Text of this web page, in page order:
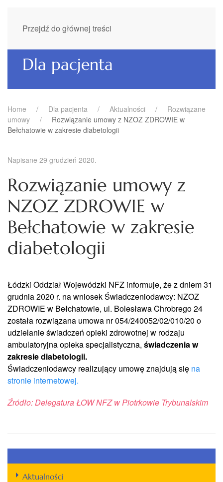
Przejdź do głównej treści
Dla pacjenta
Home Dla pacjenta Aktualności
Rozwiązane
umowy
Rozwiązanie umowy z NZOZ ZDROWIE w
Bełchatowie w zakresie diabetologii
Napisane 29 grudzień 2020.
Rozwiązanie umowy z
NZOZ ZDROWIE w
Bełchatowie w zakresie
diabetologii
Łódzki Oddział Wojewódzki NFZ informuje, że z dniem 31
grudnia 2020 r. na wniosek Świadczeniodawcy: NZOZ
ZDROWIE w Bełchatowie, ul. Bolesława Chrobrego 24
została rozwiązana umowa nr 054/240052/02/010/20 o
udzielanie świadczeń opieki zdrowotnej w rodzaju
ambulatoryjna opieka specjalistyczna, świadczenia w
zakresie diabetologii.
Świadczeniodawcy realizujący umowę znajdują się na
stronie internetowej.
Źródło: Delegatura ŁOW NFZ w Piotrkowie Trybunalskim
Aktualności